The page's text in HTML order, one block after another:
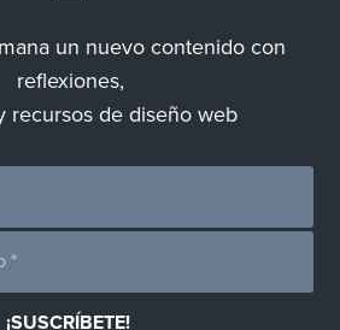
un nuevo contenido con
reflexiones,
recursos de diseño web